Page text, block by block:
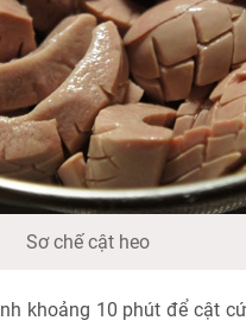
Sơ chế cật heo
khoảng 10 phút để cật